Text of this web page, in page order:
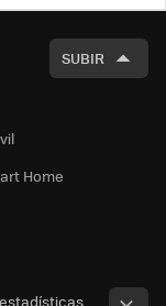
SUBIR
Home